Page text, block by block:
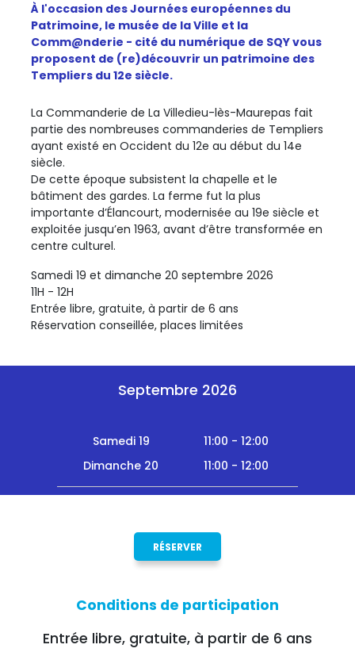
À l'occasion des Journées européennes du
Patrimoine, le musée de la Ville et la
Comm@nderie - cité du numérique de SQY vous
proposent de (re)découvrir un patrimoine des
Templiers du 12e siècle.
La Commanderie de La Villedieu-lès-Maurepas fait
partie des nombreuses commanderies de Templiers
ayant existé en Occident du 12e au début du 14e
siècle.
De cette époque subsistent la chapelle et le
bâtiment des gardes. La ferme fut la plus
importante d’Élancourt, modernisée au 19e siècle et
exploitée jusqu’en 1963, avant d’être transformée en
centre culturel.
Samedi 19 et dimanche 20 septembre 2026
11H - 12H
Entrée libre, gratuite, à partir de 6 ans
Réservation conseillée, places limitées
Septembre 2026
Samedi 19
11:00 - 12:00
Dimanche 20
11:00 - 12:00
RÉSERVER
Conditions de participation
Entrée libre, gratuite, à partir de 6 ans